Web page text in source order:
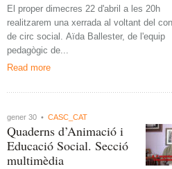
El proper dimecres 22 d'abril a les 20h
realitzarem una xerrada al voltant del
de circ social. Aïda Ballester, de l'equip
pedagògic de...
Read more
gener 30 • CASC_CAT
Quaderns d’Animació i
Educació Social. Secció
multimèdia